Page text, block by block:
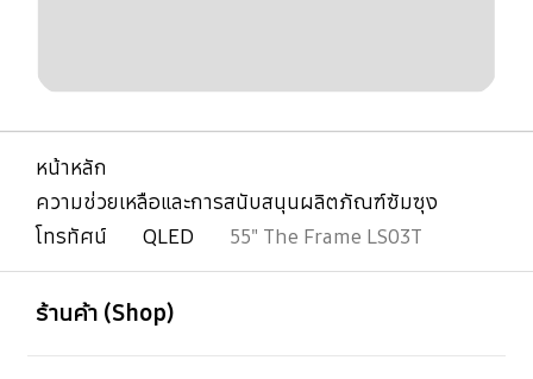
หน้าหลัก
ความช่วยเหลือและการสนับสนุนผลิตภัณฑ์ซัมซุง
โทรทัศน์
QLED 55" The Frame LS03T
ร้านค้า (Shop)